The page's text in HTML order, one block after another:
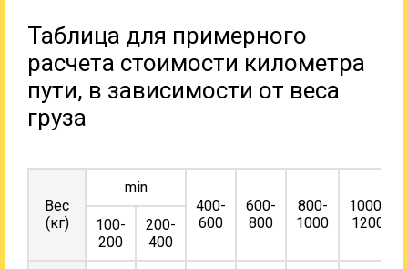
Таблица для примерного
расчета стоимости километра
пути, в зависимости от веса
груза
Вес
(кг)
min
400-
600
600-
800
800-
1000
1000-
1200
100-
200
200-
400